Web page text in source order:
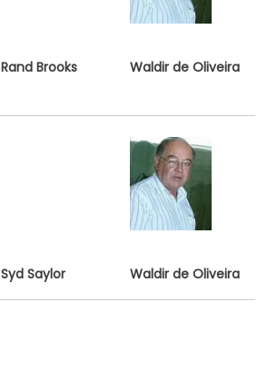
Rand Brooks Waldir de Oliveira
Syd Saylor Waldir de Oliveira